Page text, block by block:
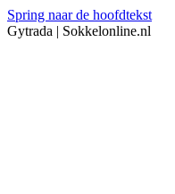
Spring naar de hoofdtekst
Gytrada | Sokkelonline.nl